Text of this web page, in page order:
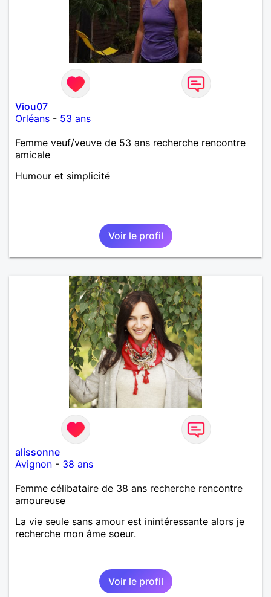
Viou07
Orléans - 53 ans
Femme veuf/veuve de 53 ans recherche rencontre
amicale
Humour et simplicité
Voir le profil
alissonne
Avignon - 38 ans
Femme célibataire de 38 ans recherche rencontre
amoureuse
La vie seule sans amour est inintéressante alors je
recherche mon âme soeur.
Voir le profil